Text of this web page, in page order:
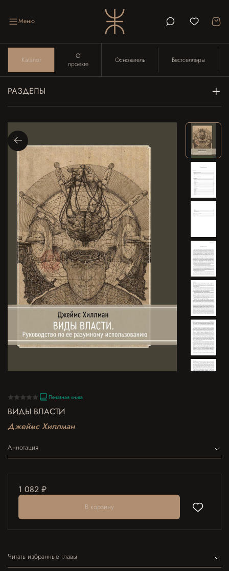
Меню
Каталог
О
проекте
Основатель Бестселлеры
РАЗДЕЛЫ
Печатная книга
ВИДЫ ВЛАСТИ
Джеймс Хиллман
Аннотация
1 082 ₽
В корзину
Читать избранные главы